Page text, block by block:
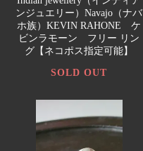
ンジュエリー）Navajo（ナバ
ホ族）KEVIN RAHONE ケ
ビンラモーン フリー リン
グ【ネコポス指定可能】
SOLD OUT